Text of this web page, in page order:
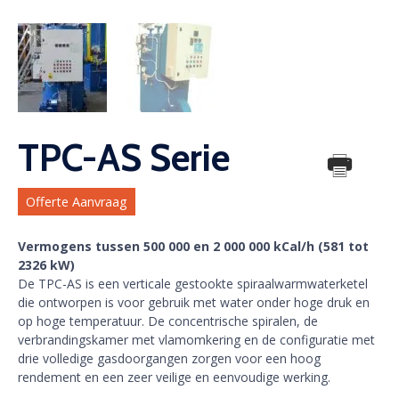
TPC-AS Serie
Offerte Aanvraag
Vermogens tussen 500 000 en 2 000 000 kCal/h (581 tot
2326 kW)
De TPC-AS is een verticale gestookte spiraalwarmwaterketel
die ontworpen is voor gebruik met water onder hoge druk en
op hoge temperatuur. De concentrische spiralen, de
verbrandingskamer met vlamomkering en de configuratie met
drie volledige gasdoorgangen zorgen voor een hoog
rendement en een zeer veilige en eenvoudige werking.